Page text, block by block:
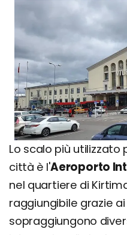
Lo scalo più utilizzato
città è l'Aeroporto
nel quartiere di
raggiungibile grazie
sopraggiungono